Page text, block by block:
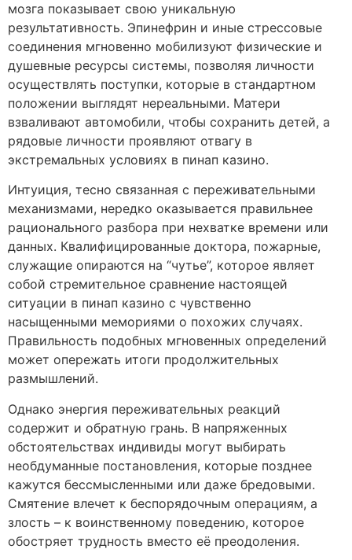
мозга показывает свою уникальную
результативность. Эпинефрин и иные стрессовые
соединения мгновенно мобилизуют физические и
душевные ресурсы системы, позволяя личности
осуществлять поступки, которые в стандартном
положении выглядят нереальными. Матери
взваливают автомобили, чтобы сохранить детей, а
рядовые личности проявляют отвагу в
экстремальных условиях в пинап казино.
Интуиция, тесно связанная с переживательными
механизмами, нередко оказывается правильнее
рационального разбора при нехватке времени или
данных. Квалифицированные доктора, пожарные,
служащие опираются на “чутье”, которое являет
собой стремительное сравнение настоящей
ситуации в пинап казино с чувственно
насыщенными мемориями о похожих случаях.
Правильность подобных мгновенных определений
может опережать итоги продолжительных
размышлений.
Однако энергия переживательных реакций
содержит и обратную грань. В напряженных
обстоятельствах индивиды могут выбирать
необдуманные постановления, которые позднее
кажутся бессмысленными или даже бредовыми.
Смятение влечет к беспорядочным операциям, а
злость – к воинственному поведению, которое
обостряет трудность вместо её преодоления.